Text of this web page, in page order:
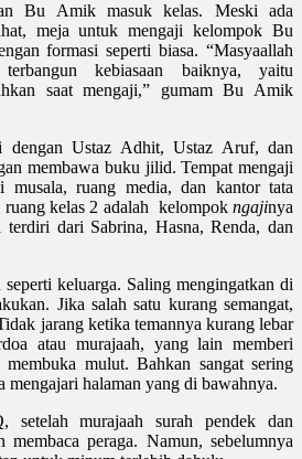
Bu Amik masuk kelas. Meski ada
meja untuk mengaji kelompok Bu
formasi seperti biasa. “Masyaallah
kebiasaan baiknya, yaitu
saat mengaji,” gumam Bu Amik
dengan Ustaz Adhit, Ustaz Aruf, dan
membawa buku jilid. Tempat mengaji
musala, ruang media, dan kantor tata
ruang kelas 2 adalah kelompok ngajinya
dari Sabrina, Hasna, Renda, dan
seperti keluarga. Saling mengingatkan di
Jika salah satu kurang semangat,
jarang ketika temannya kurang lebar
atau murajaah, yang lain memberi
mulut. Bahkan sangat sering
mengajari halaman yang di bawahnya.
setelah murajaah surah pendek dan
membaca peraga. Namun, sebelumnya